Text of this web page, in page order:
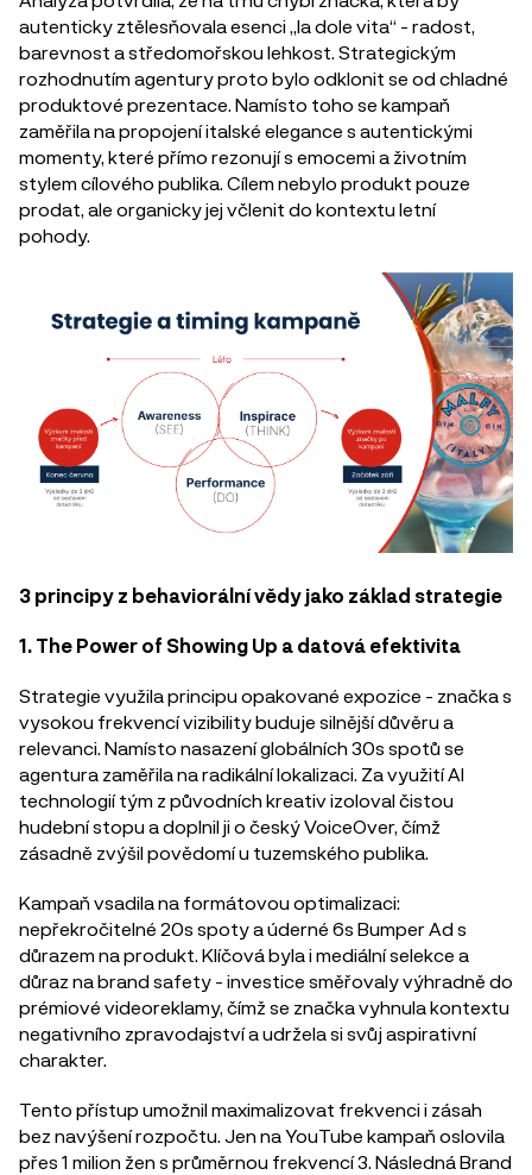
autenticky ztělesňovala esenci „la dole vita“ - radost,
barevnost a středomořskou lehkost. Strategickým
rozhodnutím agentury proto bylo odklonit se od chladné
produktové prezentace. Namísto toho se kampaň
zaměřila na propojení italské elegance s autentickými
momenty, které přímo rezonují s emocemi a životním
stylem cílového publika. Cílem nebylo produkt pouze
prodat, ale organicky jej včlenit do kontextu letní
pohody.
3 principy z behaviorální vědy jako základ strategie
1. The Power of Showing Up a datová efektivita
Strategie využila principu opakované expozice - značka s
vysokou frekvencí vizibility buduje silnější důvěru a
relevanci. Namísto nasazení globálních 30s spotů se
agentura zaměřila na radikální lokalizaci. Za využití AI
technologií tým z původních kreativ izoloval čistou
hudební stopu a doplnil ji o český VoiceOver, čímž
zásadně zvýšil povědomí u tuzemského publika.
Kampaň vsadila na formátovou optimalizaci:
nepřekročitelné 20s spoty a úderné 6s Bumper Ad s
důrazem na produkt. Klíčová byla i mediální selekce a
důraz na brand safety - investice směřovaly výhradně do
prémiové videoreklamy, čímž se značka vyhnula kontextu
negativního zpravodajství a udržela si svůj aspirativní
charakter.
Tento přístup umožnil maximalizovat frekvenci i zásah
bez navýšení rozpočtu. Jen na YouTube kampaň oslovila
přes 1 milion žen s průměrnou frekvencí 3. Následná Brand